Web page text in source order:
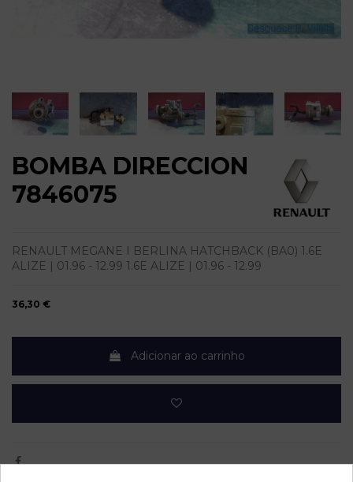
BOMBA DIRECCION
7846075
RENAULT MEGANE I BERLINA HATCHBACK (BA0) 1.6E
ALIZE | 01.96 - 12.99 1.6E ALIZE | 01.96 - 12.99
36,30 €
Adicionar ao carrinho